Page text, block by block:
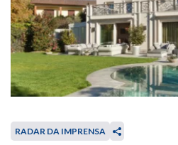
RADAR DA IMPRENSA